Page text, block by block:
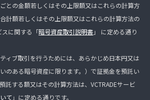
との金額若しくはその上限額又はこれらの計算方
計額若しくはその上限額又はこれらの計算方法の
スに関する「暗号資産取引説明書」 に定める通り
ィブ取引を行うためには、あらかじめ日本円又は
のある暗号資産に限ります。）で証拠金を預託い
託する額又はその計算方法は、VCTRADEサービ
て 」に定める通りです。